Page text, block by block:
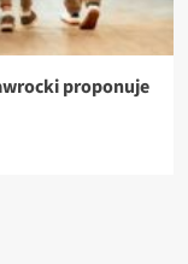
proponuje